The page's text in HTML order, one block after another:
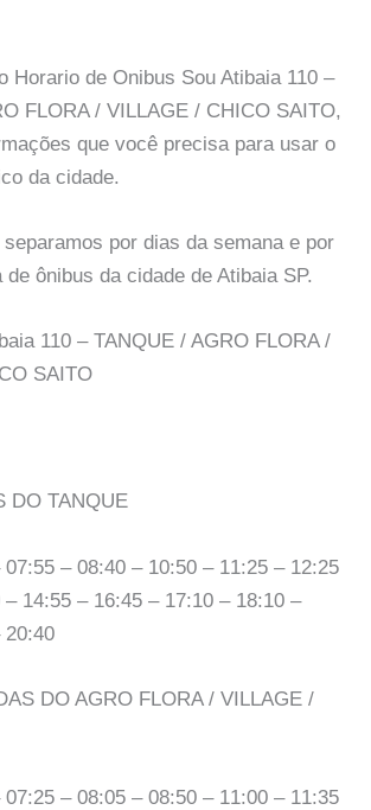
Horario de Onibus Sou Atibaia 110 –
FLORA / VILLAGE / CHICO SAITO,
que você precisa para usar o
da cidade.
por dias da semana e por
ônibus da cidade de Atibaia SP.
110 – TANQUE / AGRO FLORA /
SAITO
DO TANQUE
– 08:40 – 10:50 – 11:25 – 12:25
14:55 – 16:45 – 17:10 – 18:10 –
20:40
DO AGRO FLORA / VILLAGE /
– 08:05 – 08:50 – 11:00 – 11:35